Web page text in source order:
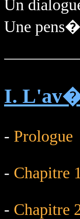
Un
Une
I.
- Prologue
- Chapitre
- Chapitre